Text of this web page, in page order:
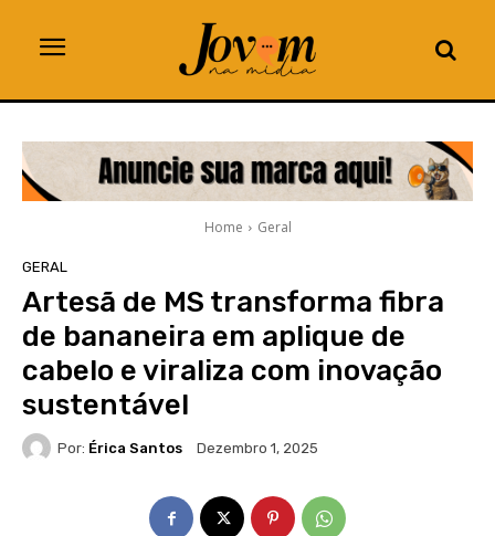
Home Geral
GERAL
Artesã de MS transforma fibra
de bananeira em aplique de
cabelo e viraliza com inovação
sustentável
Por: Érica Santos Dezembro 1, 2025